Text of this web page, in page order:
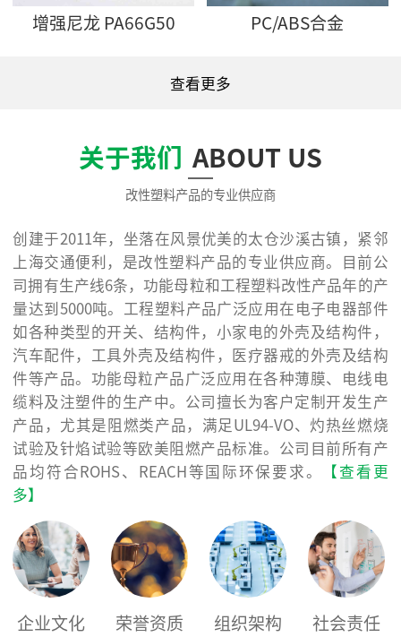
增强尼龙 PA66G50 PC/ABS合金
查看更多
关于我们 ABOUT US
改性塑料产品的专业供应商
创建于2011年，坐落在风景优美的太仓沙溪古镇，紧邻
上海交通便利，是改性塑料产品的专业供应商。目前公
司拥有生产线6条，功能母粒和工程塑料改性产品年的产
量达到5000吨。工程塑料产品广泛应用在电子电器部件
如各种类型的开关、结构件，小家电的外壳及结构件，
汽车配件，工具外壳及结构件，医疗器戒的外壳及结构
件等产品。功能母粒产品广泛应用在各种薄膜、电线电
缆料及注塑件的生产中。公司擅长为客户定制开发生产
产品，尤其是阻燃类产品，满足UL94-VO、灼热丝燃烧
试验及针焰试验等欧美阻燃产品标准。公司目前所有产
品均符合ROHS、REACH等国际环保要求。
【查看更
多】
企业文化 荣誉资质 组织架构 社会责任